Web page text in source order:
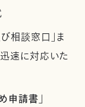
相談窓口」ま
迅速に対応いた
申請書」